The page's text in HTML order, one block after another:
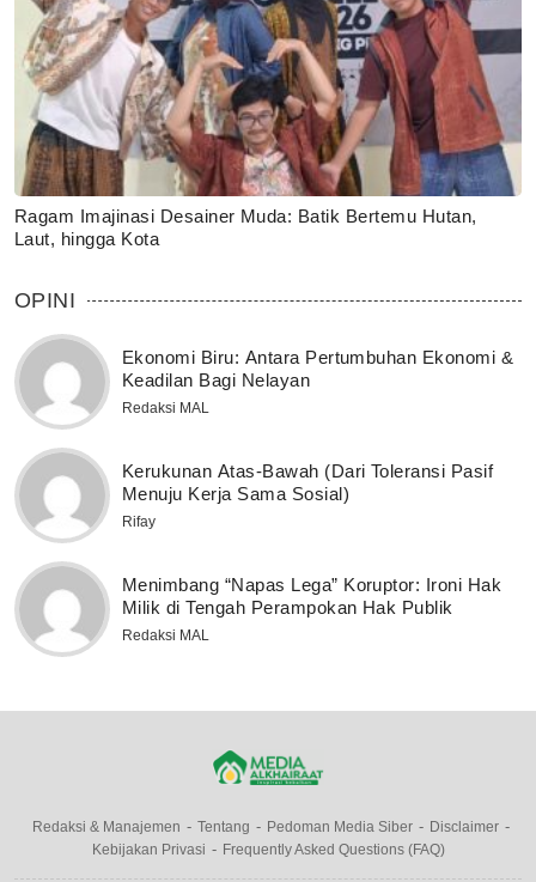
Ragam Imajinasi Desainer Muda: Batik Bertemu Hutan,
Laut, hingga Kota
OPINI
Ekonomi Biru: Antara Pertumbuhan Ekonomi &
Keadilan Bagi Nelayan
Redaksi MAL
Kerukunan Atas-Bawah (Dari Toleransi Pasif
Menuju Kerja Sama Sosial)
Rifay
Menimbang “Napas Lega” Koruptor: Ironi Hak
Milik di Tengah Perampokan Hak Publik
Redaksi MAL
Redaksi & Manajemen Tentang Pedoman Media Siber
Disclaimer
Kebijakan Privasi
Frequently Asked Questions (FAQ)